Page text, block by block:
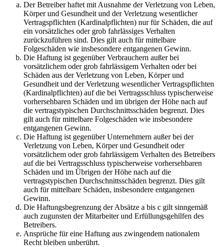
Der Betreiber haftet mit Ausnahme der Verletzung von Leben,
Körper und Gesundheit und der Verletzung wesentlicher
Vertragspflichten (Kardinalpflichten) nur für Schäden, die auf
ein vorsätzliches oder grob fahrlässiges Verhalten
zurückzuführen sind. Dies gilt auch für mittelbare
Folgeschäden wie insbesondere entgangenen Gewinn.
Die Haftung ist gegenüber Verbrauchern außer bei
vorsätzlichem oder grob fahrlässigem Verhalten oder bei
Schäden aus der Verletzung von Leben, Körper und
Gesundheit und der Verletzung wesentlicher Vertragspflichten
(Kardinalpflichten) auf die bei Vertragsschluss typischerweise
vorhersehbaren Schäden und im übrigen der Höhe nach auf
die vertragstypischen Durchschnittsschäden begrenzt. Dies
gilt auch für mittelbare Folgeschäden wie insbesondere
entgangenen Gewinn.
Die Haftung ist gegenüber Unternehmern außer bei der
Verletzung von Leben, Körper und Gesundheit oder
vorsätzlichem oder grob fahrlässigem Verhalten des Betreibers
auf die bei Vertragsschluss typischerweise vorhersehbaren
Schäden und im Übrigen der Höhe nach auf die
vertragstypischen Durchschnittsschäden begrenzt. Dies gilt
auch für mittelbare Schäden, insbesondere entgangenen
Gewinn.
Die Haftungsbegrenzung der Absätze a bis c gilt sinngemäß
auch zugunsten der Mitarbeiter und Erfüllungsgehilfen des
Betreibers.
Ansprüche für eine Haftung aus zwingendem nationalem
Recht bleiben unberührt.